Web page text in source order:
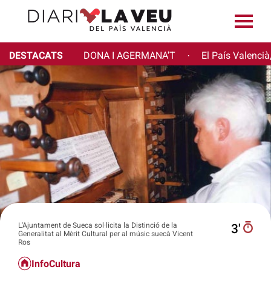
DESTACATS DONA I AGERMANA'T · El País
L'Ajuntament de Sueca sol·licita la Distinció de la
Generalitat al Mèrit Cultural per al músic suecà Vicent
Ros
3′
InfoCultura